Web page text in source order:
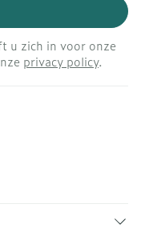
u zich in voor onze
privacy policy.